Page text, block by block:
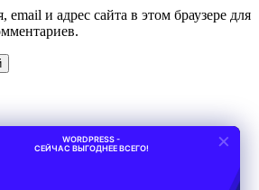
и адрес сайта в этом браузере для
×
WORDPRESS -
СЕЙЧАС ВЫГОДНЕЕ ВСЕГО!